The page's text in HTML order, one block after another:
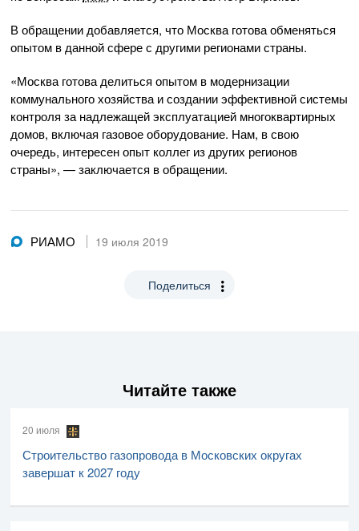
В обращении добавляется, что Москва готова обменяться
опытом в данной сфере с другими регионами страны.
«Москва готова делиться опытом в модернизации
коммунального хозяйства и создании эффективной системы
контроля за надлежащей эксплуатацией многоквартирных
домов, включая газовое оборудование. Нам, в свою
очередь, интересен опыт коллег из других регионов
страны», — заключается в обращении.
РИАМО 19 июля 2019
Поделиться
Читайте также
20 июля
Строительство газопровода в Московских округах
завершат к 2027 году